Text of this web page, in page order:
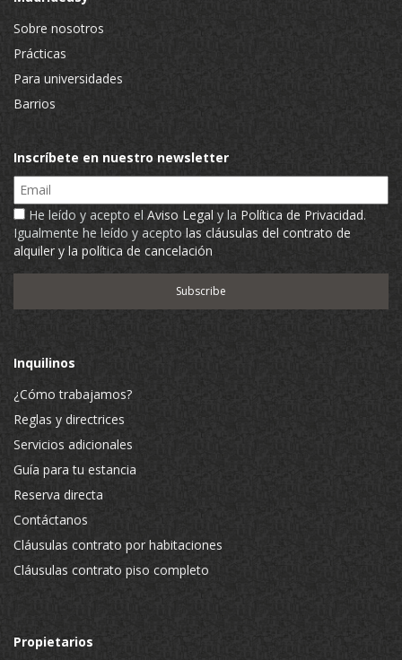
Sobre nosotros
Prácticas
Para universidades
Barrios
Inscríbete en nuestro newsletter
Email
He leído y acepto el Aviso Legal y la Política de Privacidad.
Igualmente he leído y acepto las cláusulas del contrato de
alquiler y la política de cancelación
Inquilinos
¿Cómo trabajamos?
Reglas y directrices
Servicios adicionales
Guía para tu estancia
Reserva directa
Contáctanos
Cláusulas contrato por habitaciones
Cláusulas contrato piso completo
Propietarios